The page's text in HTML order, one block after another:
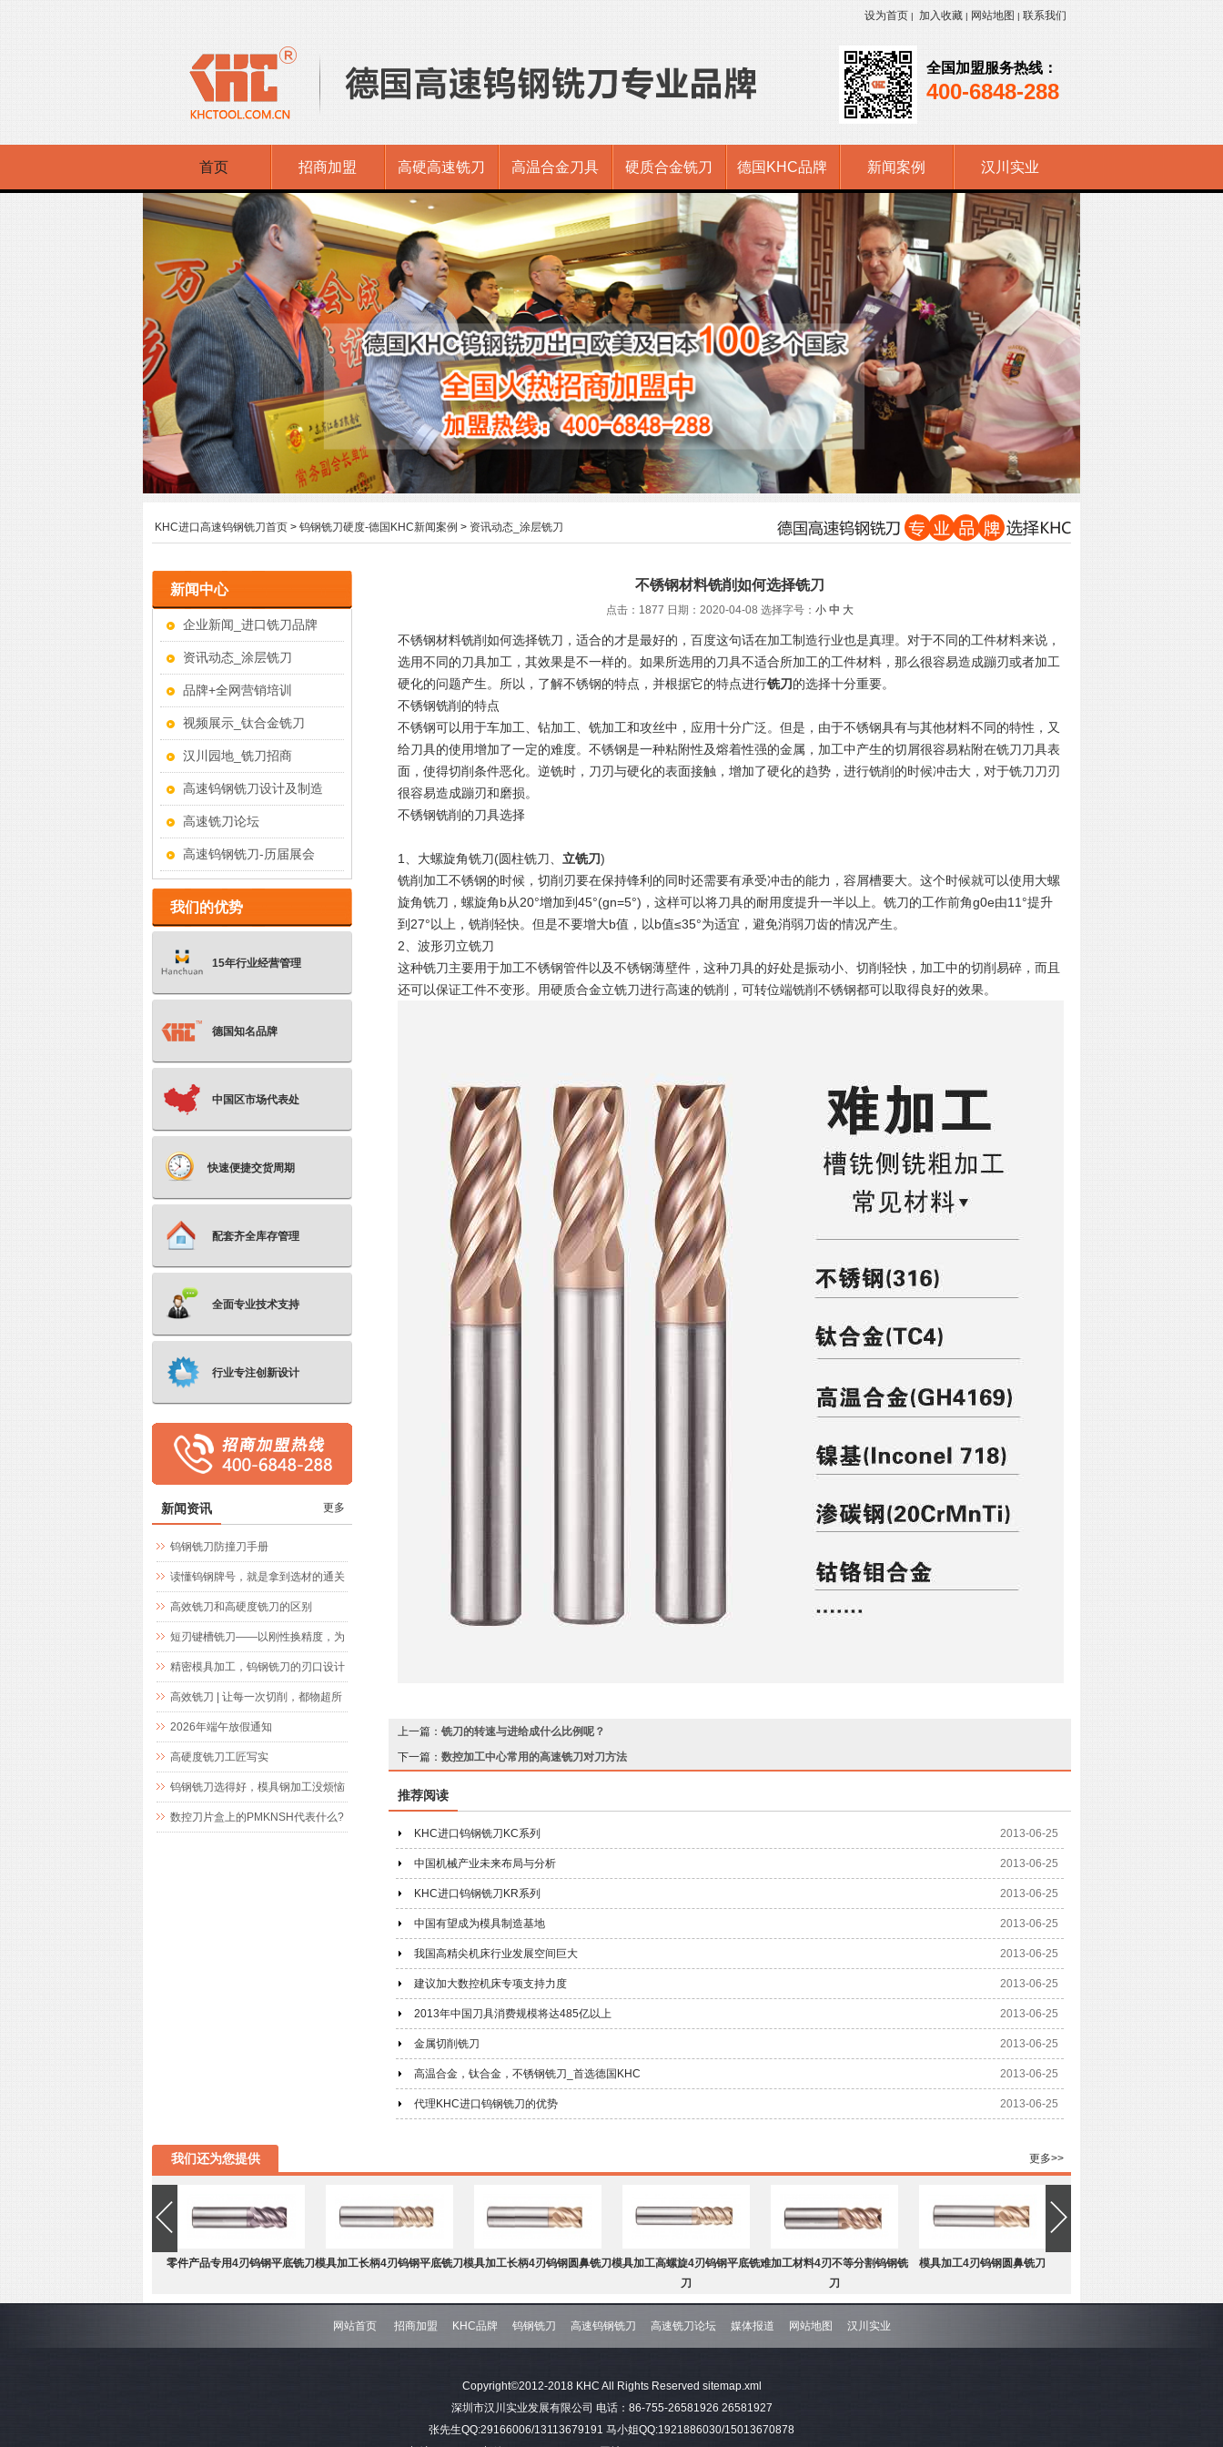
设为首页 | 加入收藏 | 网站地图 | 联系我们
全国加盟服务热线：
400-6848-288
首页 招商加盟 高硬高速铣刀 高温合金刀具 硬质合金铣刀 德国KHC品牌 新闻案例 汉川实业
KHC进口高速钨钢铣刀首页 > 钨钢铣刀硬度-德国KHC新闻案例 > 资讯动态_涂层铣刀
不锈钢材料铣削如何选择铣刀
点击：1877 日期：2020-04-08 选择字号： 小 中 大
不锈钢材料铣削如何选择铣刀 ，适合的才是最好的，百度这句话在加工制造行业也是真理。对于不同的工件材料来说，
选用不同的刀具加工，其效果是不一样的。如果所选用的刀具不适合所加工的工件材料，那么很容易造成蹦刃或者加工
硬化的问题产生。所以，了解不锈钢的特点，并根据它的特点进行铣刀的选择十分重要。
不锈钢铣削的特点
不锈钢可以用于车加工、钻加工、铣加工和攻丝中，应用十分广泛。但是，由于不锈钢具有与其他材料不同的特性，又
给刀具的使用增加了一定的难度。不锈钢是一种粘附性及熔着性强的金属，加工中产生的切屑很容易粘附在铣刀刀具表
面，使得切削条件恶化。逆铣时，刀刃与硬化的表面接触，增加了硬化的趋势，进行铣削的时候冲击大，对于铣刀刀刃
很容易造成蹦刃和磨损。
不锈钢铣削的刀具选择
1、大螺旋角铣刀(圆柱铣刀、 立铣刀)
铣削加工不锈钢的时候，切削刃要在保持锋利的同时还需要有承受冲击的能力，容屑槽要大。这个时候就可以使用大螺
旋角铣刀，螺旋角b从20°增加到45°(gn=5°)，这样可以将刀具的耐用度提升一半以上。铣刀的工作前角g0e由11°提升
到27°以上，铣削轻快。但是不要增大b值，以b值≤35°为适宜，避免消弱刀齿的情况产生。
2、波形刃立铣刀
这种铣刀主要用于加工不锈钢管件以及不锈钢薄壁件，这种刀具的好处是振动小、切削轻快，加工中的切削易碎，而且
还可以保证工件不变形。用硬质合金立铣刀进行高速的铣削，可转位端铣削不锈钢都可以取得良好的效果。
上一篇： 铣刀的转速与进给成什么比例呢？
下一篇： 数控加工中心常用的高速铣刀对刀方法
推荐阅读
2013-06-25
KHC进口钨钢铣刀KC系列
2013-06-25
中国机械产业未来布局与分析
2013-06-25
KHC进口钨钢铣刀KR系列
2013-06-25
中国有望成为模具制造基地
2013-06-25
我国高精尖机床行业发展空间巨大
2013-06-25
建议加大数控机床专项支持力度
2013-06-25
2013年中国刀具消费规模将达485亿以上
2013-06-25
金属切削铣刀
2013-06-25
高温合金，钛合金，不锈钢铣刀_首选德国KHC
2013-06-25
代理KHC进口钨钢铣刀的优势
新闻中心
企业新闻_进口铣刀品牌
资讯动态_涂层铣刀
品牌+全网营销培训
视频展示_钛合金铣刀
汉川园地_铣刀招商
高速钨钢铣刀设计及制造
高速铣刀论坛
高速钨钢铣刀-历届展会
我们的优势
15年行业经营管理
德国知名品牌
中国区市场代表处
快速便捷交货周期
配套齐全库存管理
全面专业技术支持
行业专注创新设计
新闻资讯 更多
钨钢铣刀防撞刀手册
读懂钨钢牌号，就是拿到选材的通关
文牒
高效铣刀和高硬度铣刀的区别
短刃键槽铣刀——以刚性换精度，为
精密键槽加工而生
精密模具加工，钨钢铣刀的刃口设计
究竟藏着什么玄机
高效铣刀 | 让每一次切削，都物超所
值
2026年端午放假通知
高硬度铣刀工匠写实
钨钢铣刀选得好，模具钢加工没烦恼
数控刀片盒上的PMKNSH代表什么?
我们还为您提供 更多>>
零件产品专用4刃钨钢平底铣刀模具加工长柄4刃钨钢平底铣刀模具加工长柄4刃钨钢圆鼻铣刀模具加工高螺旋4刃钨钢平底铣
刀
难加工材料4刃不等分割钨钢铣
刀
模具加工4刃钨钢圆鼻铣刀
钢平底铣刀
网站首页 招商加盟 KHC品牌 钨钢铣刀 高速钨钢铣刀 高速铣刀论坛 媒体报道 网站地图 汉川实业
Copyright©2012-2018 KHC All Rights Reserved sitemap.xml
深圳市汉川实业发展有限公司 电话：86-755-26581926 26581927
张先生QQ:29166006/13113679191 马小姐QQ:1921886030/15013670878